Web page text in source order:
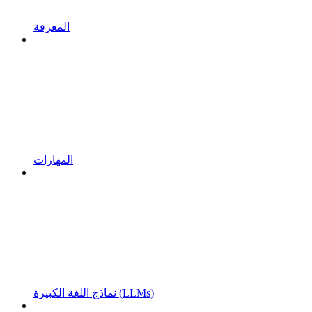
المعرفة
المهارات
نماذج اللغة الكبيرة (LLMs)